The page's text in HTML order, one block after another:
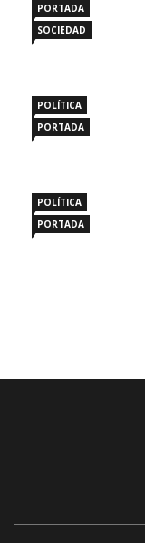
PORTADA
SOCIEDAD
POLÍTICA
PORTADA
POLÍTICA
PORTADA